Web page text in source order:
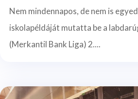
Nem mindennapos, de nem is
iskolapéldáját mutatta be a
(Merkantil Bank Liga) 2....